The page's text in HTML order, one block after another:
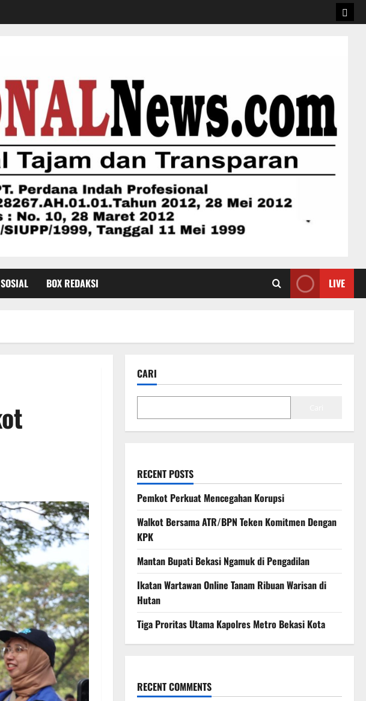
SOSIAL BOX REDAKSI LIVE
CARI
RECENT POSTS
Pemkot Perkuat Mencegahan Korupsi
Walkot Bersama ATR/BPN Teken Komitmen Dengan
KPK
Mantan Bupati Bekasi Ngamuk di Pengadilan
Ikatan Wartawan Online Tanam Ribuan Warisan di
Hutan
Tiga Proritas Utama Kapolres Metro Bekasi Kota
RECENT COMMENTS